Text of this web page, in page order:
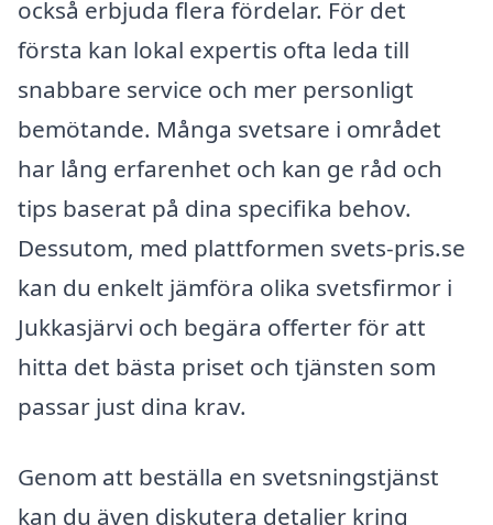
också erbjuda flera fördelar. För det
första kan lokal expertis ofta leda till
snabbare service och mer personligt
bemötande. Många svetsare i området
har lång erfarenhet och kan ge råd och
tips baserat på dina specifika behov.
Dessutom, med plattformen svets-pris.se
kan du enkelt jämföra olika svetsfirmor i
Jukkasjärvi och begära offerter för att
hitta det bästa priset och tjänsten som
passar just dina krav.
Genom att beställa en svetsningstjänst
kan du även diskutera detaljer kring